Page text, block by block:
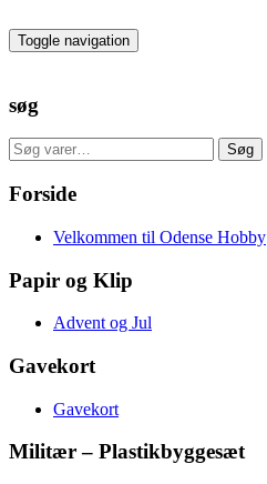
to
the
Toggle navigation
søg
Søg
efter:
Søg
Forside
Velkommen til Odense Hobby
Papir og Klip
Advent og Jul
Gavekort
Gavekort
Militær – Plastikbyggesæt